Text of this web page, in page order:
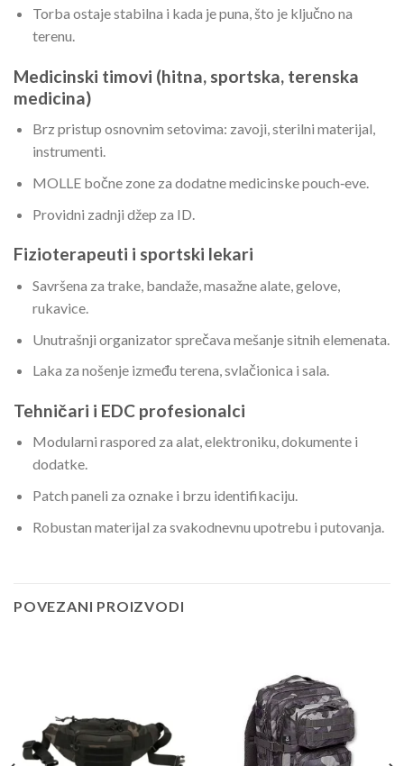
Torba ostaje stabilna i kada je puna, što je ključno na
terenu.
Medicinski timovi (hitna, sportska, terenska
medicina)
Brz pristup osnovnim setovima: zavoji, sterilni materijal,
instrumenti.
MOLLE bočne zone za dodatne medicinske pouch‑eve.
Providni zadnji džep za ID.
Fizioterapeuti i sportski lekari
Savršena za trake, bandaže, masažne alate, gelove,
rukavice.
Unutrašnji organizator sprečava mešanje sitnih elemenata.
Laka za nošenje između terena, svlačionica i sala.
Tehničari i EDC profesionalci
Modularni raspored za alat, elektroniku, dokumente i
dodatke.
Patch paneli za oznake i brzu identifikaciju.
Robustan materijal za svakodnevnu upotrebu i putovanja.
POVEZANI PROIZVODI